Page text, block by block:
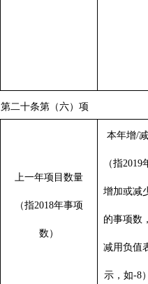
第二十条第（六）项
上一年项目数量
（指2018年事项
数 ）
本年增/减
（指2019
增加或减
的事项数
减用负值
示，如-8